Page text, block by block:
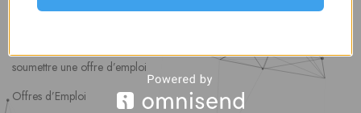
Parcourirs les employeurs
soumettre une offre d’emploi
Offres d’Emploi